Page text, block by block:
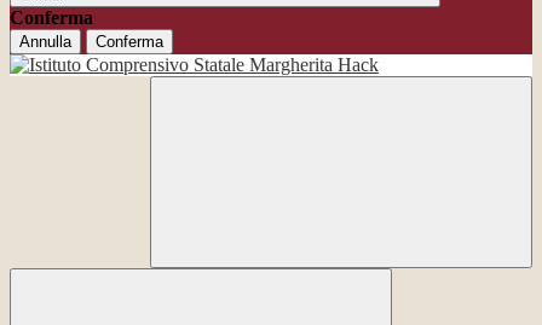
Conferma
Annulla Conferma